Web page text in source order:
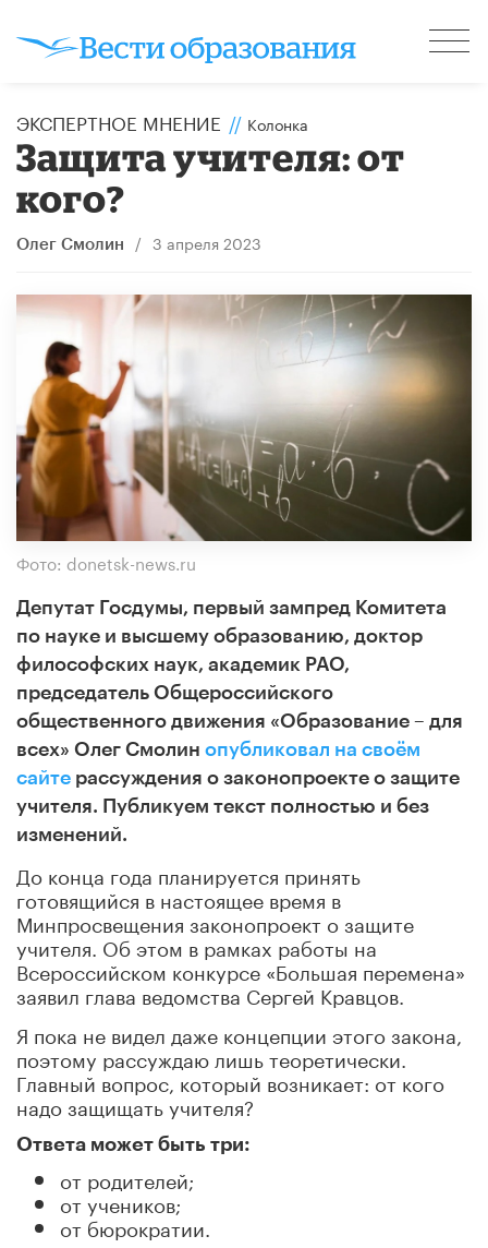
ЭКСПЕРТНОЕ МНЕНИЕ // Колонка
Защита учителя: от
кого?
Олег Смолин / 3 апреля 2023
Фото: donetsk-news.ru
Депутат Госдумы, первый зампред Комитета
по науке и высшему образованию, доктор
философских наук, академик РАО,
председатель Общероссийского
общественного движения «Образование – для
всех» Олег Смолин опубликовал на своём
сайте рассуждения о законопроекте о защите
учителя. Публикуем текст полностью и без
изменений.
До конца года планируется принять
готовящийся в настоящее время в
Минпросвещения законопроект о защите
учителя. Об этом в рамках работы на
Всероссийском конкурсе «Большая перемена»
заявил глава ведомства Сергей Кравцов.
Я пока не видел даже концепции этого закона,
поэтому рассуждаю лишь теоретически.
Главный вопрос, который возникает: от кого
надо защищать учителя?
Ответа может быть три:
от родителей;
от учеников;
от бюрократии.